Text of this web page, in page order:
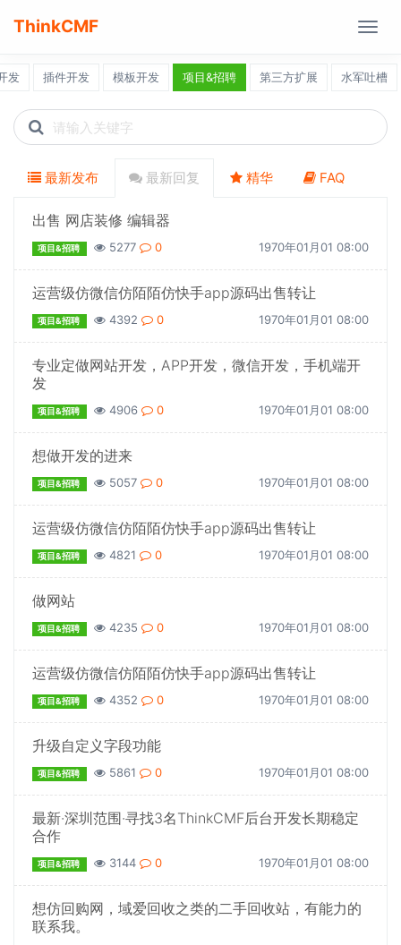
ThinkCMF
发 插件开发 模板开发 项目&招聘 第三方扩展 水军吐槽
Search
icons
最新发布 最新回复 精华 FAQ
出售 网店装修 编辑器
项目&招聘 5277 0 1970年01月01 08:00
运营级仿微信仿陌陌仿快手app源码出售转让
项目&招聘 4392 0 1970年01月01 08:00
专业定做网站开发，APP开发，微信开发，手机端开
发
项目&招聘 4906 0 1970年01月01 08:00
想做开发的进来
项目&招聘 5057 0 1970年01月01 08:00
运营级仿微信仿陌陌仿快手app源码出售转让
项目&招聘 4821 0 1970年01月01 08:00
做网站
项目&招聘 4235 0 1970年01月01 08:00
运营级仿微信仿陌陌仿快手app源码出售转让
项目&招聘 4352 0 1970年01月01 08:00
升级自定义字段功能
项目&招聘 5861 0 1970年01月01 08:00
最新·深圳范围·寻找3名ThinkCMF后台开发长期稳定
合作
项目&招聘 3144 0 1970年01月01 08:00
想仿回购网，域爱回收之类的二手回收站，有能力的
联系我。